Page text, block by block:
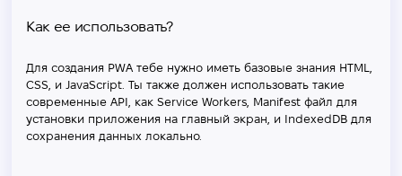
Как ее использовать?
Для создания PWA тебе нужно иметь базовые знания HTML,
CSS, и JavaScript. Ты также должен использовать такие
современные API, как Service Workers, Manifest файл для
установки приложения на главный экран, и IndexedDB для
сохранения данных локально.